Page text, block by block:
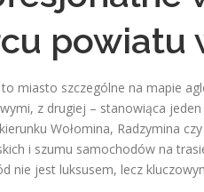
powiatu
miasto szczególne na mapie
z drugiej – stanowiąca
Wołomina, Radzymina
i szumu samochodów na
nie jest luksusem, lecz